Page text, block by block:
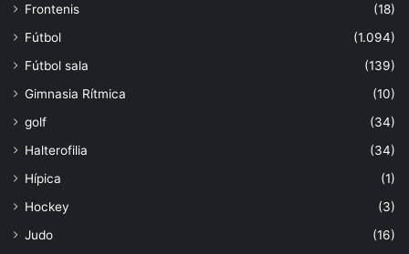
Frontenis
(18)
Fútbol
(1.094)
Fútbol sala
(139)
Gimnasia Rítmica
(10)
golf
(34)
Halterofilia
(34)
Hípica
(1)
Hockey
(3)
Judo
(16)